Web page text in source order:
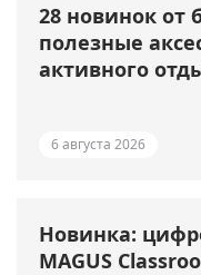
28 новинок от
полезные
активного
6 августа 2026
Новинка:
MAGUS